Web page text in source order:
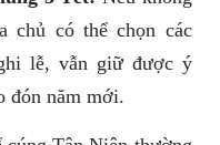
chủ có thể chọn các
lễ, vẫn giữ được ý
đón năm mới.